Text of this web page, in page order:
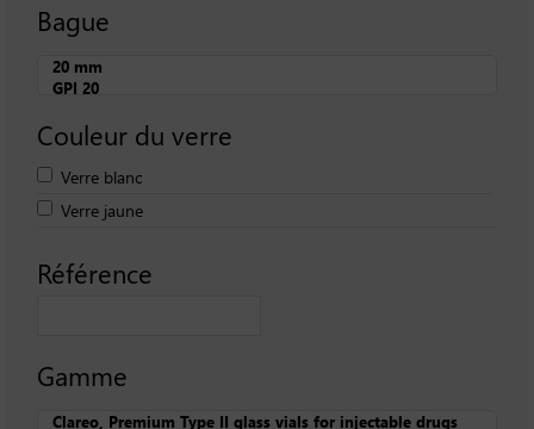
Bague
Couleur du verre
Verre blanc
Verre jaune
Référence
Gamme